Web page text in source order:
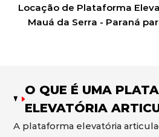
Locação de Plataforma
Mauá da Serra - Paraná
O QUE É UMA
ELEVATÓRIA
A plataforma elevatória